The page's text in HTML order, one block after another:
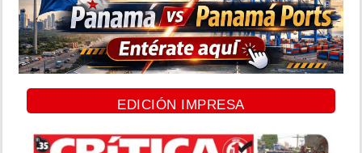
EDICIÓN IMPRESA